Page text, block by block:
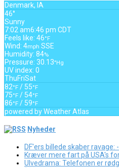
Denmark, IA
46°
Sunny
7:02 am6:46 pm CDT
Feels like: 46°F
Wind: 4mph SSE
Humidity: 84%
Pressure: 30.13"Hg
UV index: 0
ThuFriSat
82°F / 55°F
75°F / 54°F
86°F / 59°F
powered byWeather Atlas
Nyheder
DF'ers billede skaber
Kræver mere fart på USA's
Ulvedrama: Telefonen er